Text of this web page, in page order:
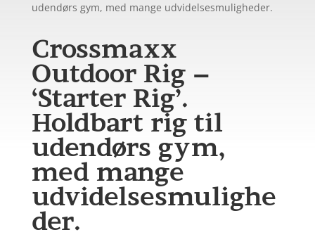
udendørs gym, med mange udvidelsesmuligheder.
Crossmaxx
Outdoor Rig –
‘Starter Rig’.
Holdbart rig til
udendørs gym,
med mange
udvidelsesmulighe
der.